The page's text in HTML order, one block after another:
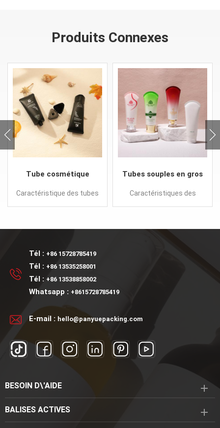
Produits Connexes
Tube cosmétique
plastique vide
écologique d'OEM
Caractéristique des tubes
souples en gros : Nouveau
échantillon Tubes
Tubes souples en gros
portable pour les soins
personnels
Caractéristiques des
tubes souples en gros :
échantillon Tubes
Tél : +86 15728785419
Tél : +86 13535258001
Tél : +86 13538858002
Whatsapp : +8615728785419
E-mail : hello@panyuepacking.com
BESOIN D\'AIDE
BALISES ACTIVES